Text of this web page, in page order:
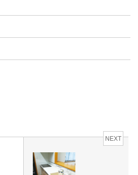
NEXT